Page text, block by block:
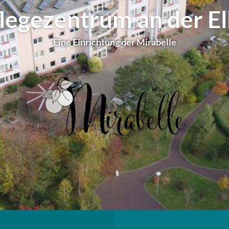
an der
Eine Einrichtung der Mirabelle